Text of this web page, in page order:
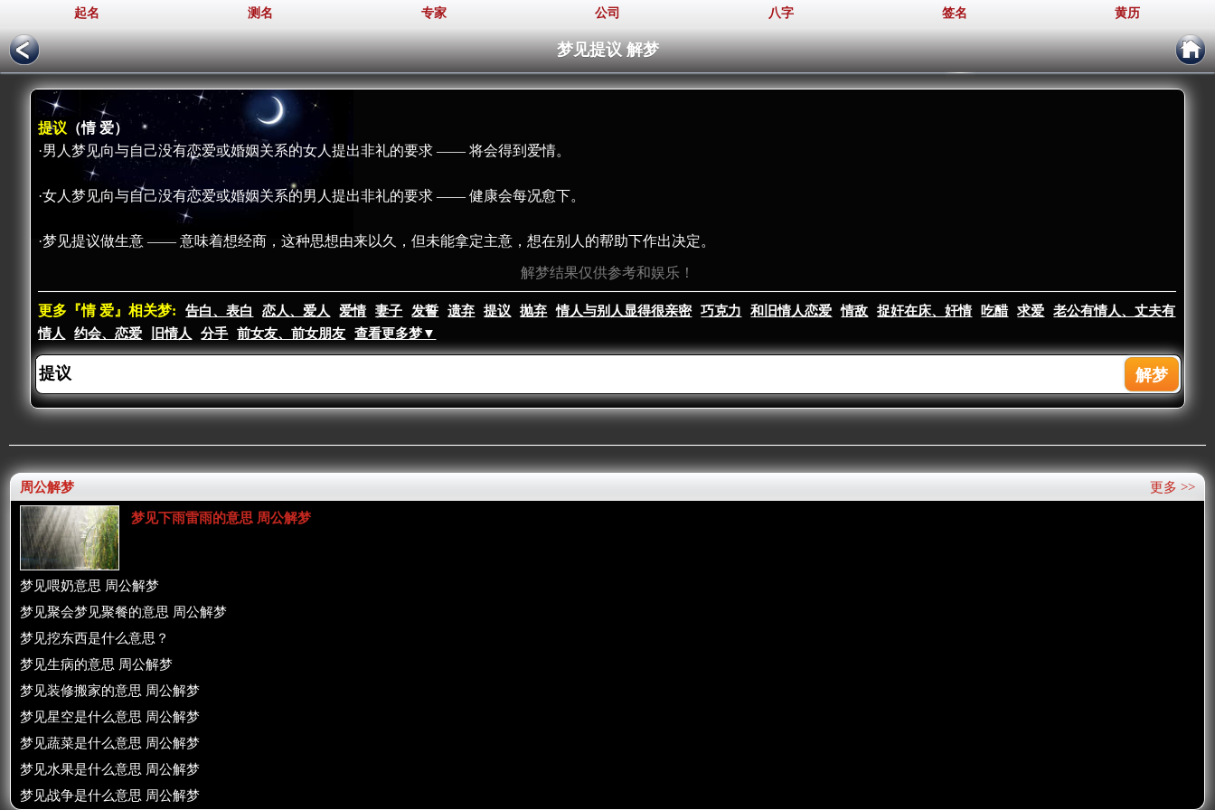
起名 测名 专家 公司 八字 签名 黄历
梦见提议 解梦
提议 （情 爱）
·男人梦见向与自己没有恋爱或婚姻关系的女人提出非礼的要求 —— 将会得到爱情。
·女人梦见向与自己没有恋爱或婚姻关系的男人提出非礼的要求 —— 健康会每况愈下。
·梦见提议做生意 —— 意味着想经商，这种思想由来以久，但未能拿定主意，想在别人的帮助下作出决定。
解梦结果仅供参考和娱乐！
更多『情 爱』相关梦: 告白、表白 恋人、爱人 爱情 妻子 发誓 遗弃 提议 抛弃 情人与别人显得很亲密 巧克力 和旧情人恋爱 情敌 捉奸在床、奸情 吃醋 求爱
老公有情人、丈夫有
情人
约会、恋爱 旧情人 分手 前女友、前女朋友 查看更多梦▼
更多 >>
周公解梦
梦见下雨雷雨的意思 周公解梦
梦见喂奶意思 周公解梦
梦见聚会梦见聚餐的意思 周公解梦
梦见挖东西是什么意思？
梦见生病的意思 周公解梦
梦见装修搬家的意思 周公解梦
梦见星空是什么意思 周公解梦
梦见蔬菜是什么意思 周公解梦
梦见水果是什么意思 周公解梦
梦见战争是什么意思 周公解梦